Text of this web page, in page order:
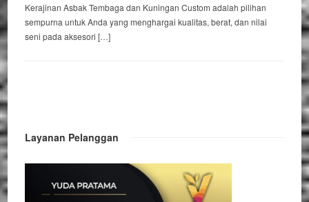
Kerajinan Asbak Tembaga dan Kuningan Custom adalah pilihan
sempurna untuk Anda yang menghargai kualitas, berat, dan nilai
seni pada aksesori […]
Layanan Pelanggan